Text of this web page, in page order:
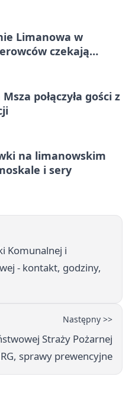
Limanowa w
czekają
połączyła gości z
na limanowskim
i sery
Komunalnej i
- kontakt, godziny,
Następny >>
Straży Pożarnej
sprawy prewencyjne